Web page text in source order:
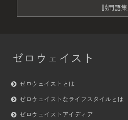
用語集
ゼロウェイスト
ゼロウェイストとは
ゼロウェイストなライフスタイルとは
ゼロウェイストアイディア